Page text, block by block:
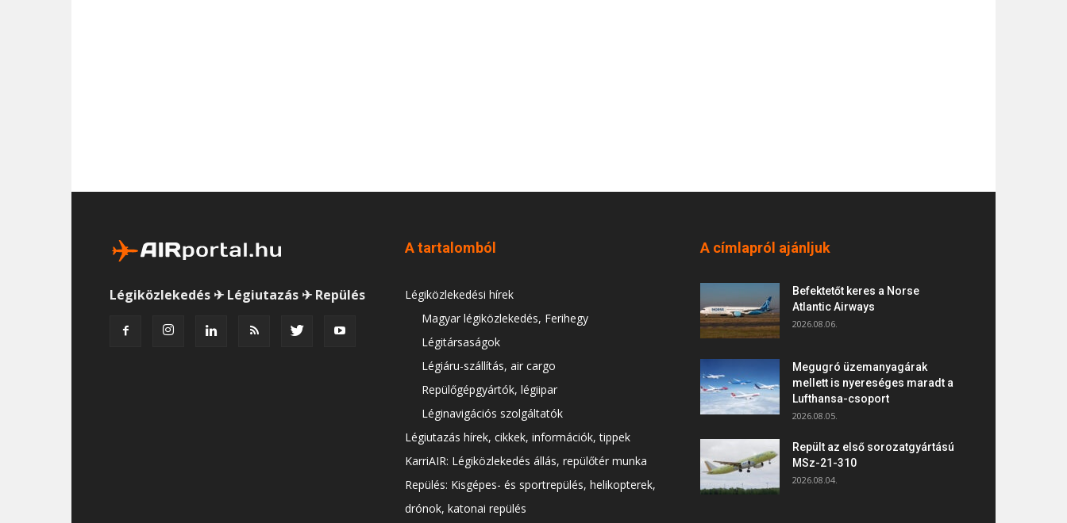
Légiközlekedés ✈ Légiutazás ✈ Repülés
A tartalomból
Légiközlekedési hírek
Magyar légiközlekedés, Ferihegy
Légitársaságok
Légiáru-szállítás, air cargo
Repülőgépgyártók, légiipar
Léginavigációs szolgáltatók
Légiutazás hírek, cikkek, információk, tippek
KarriAIR: Légiközlekedés állás, repülőtér munka
Repülés: Kisgépes- és sportrepülés, helikopterek,
drónok, katonai repülés
A címlapról ajánljuk
Befektetőt keres a Norse
Atlantic Airways
2026.08.06.
Megugró üzemanyagárak
mellett is nyereséges maradt a
Lufthansa-csoport
2026.08.05.
Repült az első sorozatgyártású
MSz-21-310
2026.08.04.